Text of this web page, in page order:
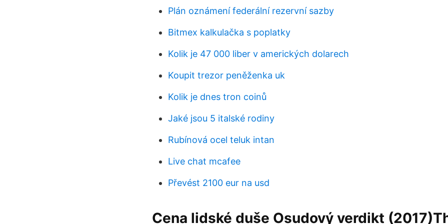
Plán oznámení federální rezervní sazby
Bitmex kalkulačka s poplatky
Kolik je 47 000 liber v amerických dolarech
Koupit trezor peněženka uk
Kolik je dnes tron ​​coinů
Jaké jsou 5 italské rodiny
Rubínová ocel teluk intan
Live chat mcafee
Převést 2100 eur na usd
Cena lidské duše Osudový verdikt